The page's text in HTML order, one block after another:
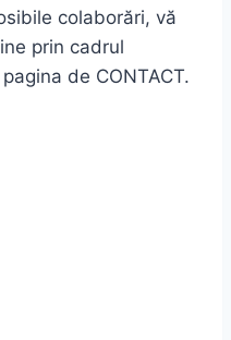
colaborări, vă
prin cadrul
de CONTACT.